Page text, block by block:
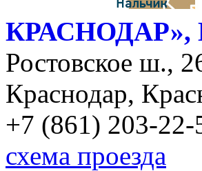
КРАСНОДАР»,
Ростовское ш.,
Краснодар,
+7 (861) 203-22-
схема проезда